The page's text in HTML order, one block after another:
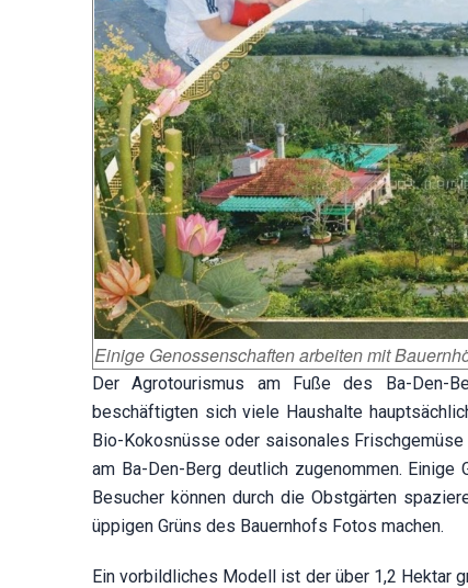
Einige Genossenschaften arbeiten mit
Der Agrotourismus am Fuße des Ba-Den-
beschäftigten sich viele Haushalte
Bio-Kokosnüsse oder saisonales
am Ba-Den-Berg deutlich zugenommen.
Besucher können durch die Obstgärten
üppigen Grüns des Bauernhofs Fotos machen.
Ein vorbildliches Modell ist der über 1,2 Hektar